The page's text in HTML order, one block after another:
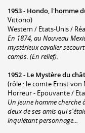
1953- Hondo, l'homme
Vittorio)
Western / Etats-Unis /
En 1874, au Nouveau
mystérieux cavalier
camps. (En relief).
1952- Le Mystère du
(rôle : le comte Ernst von
Horreur - Epouvante /
Un jeune homme cherche
deux de ses amis qui
inquiétant personnage...